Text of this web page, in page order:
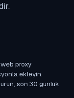
proxy
ekleyin.
son 30 günlük